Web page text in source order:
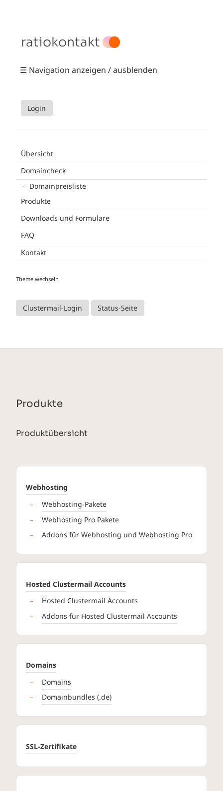
ratiokontakt
☰ Navigation anzeigen / ausblenden
Login
Übersicht
Domaincheck
Domainpreisliste
Produkte
Downloads und Formulare
FAQ
Kontakt
Theme wechseln
Clustermail-Login Status-Seite
Produkte
Produktübersicht
Webhosting
Webhosting-Pakete
Webhosting Pro Pakete
Addons für Webhosting und Webhosting Pro
Hosted Clustermail Accounts
Hosted Clustermail Accounts
Addons für Hosted Clustermail Accounts
Domains
Domains
Domainbundles (.de)
SSL-Zertifikate